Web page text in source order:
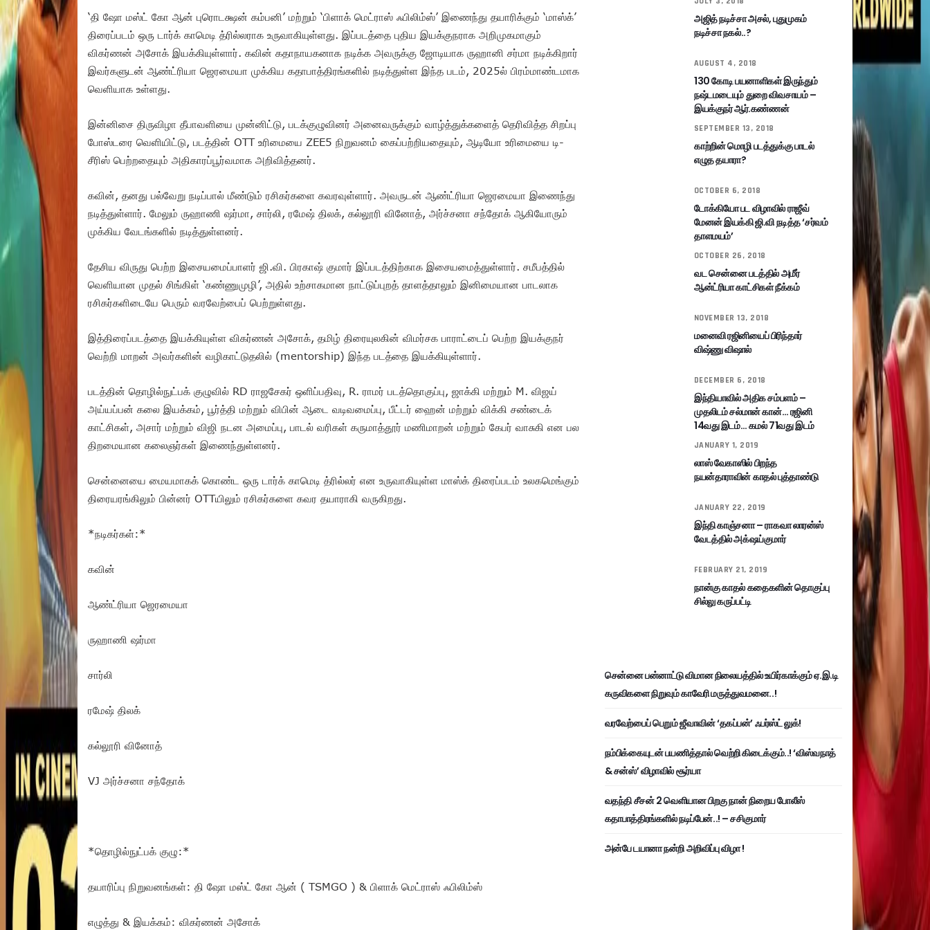
‘தி ஷோ மஸ்ட் கோ ஆன் புரொடக்ஷன் கம்பனி’ மற்றும் ‘பிளாக் மெட்ராஸ் ஃபிலிம்ஸ்’ இணைந்து தயாரிக்கும் ‘மாஸ்க்’
திரைப்படம் ஒரு டார்க் காமெடி த்ரில்லராக உருவாகியுள்ளது. இப்படத்தை புதிய இயக்குநராக அறிமுகமாகும்
விகர்ணன் அசோக் இயக்கியுள்ளார். கவின் கதாநாயகனாக நடிக்க அவருக்கு ஜோடியாக ருஹானி சர்மா நடிக்கிறார்
இவர்களுடன் ஆண்ட்ரியா ஜெரமையா முக்கிய கதாபாத்திரங்களில் நடித்துள்ள இந்த படம், 2025ல் பிரம்மாண்டமாக
வெளியாக உள்ளது.
இன்னிசை திருவிழா தீபாவளியை முன்னிட்டு, படக்குழுவினர் அனைவருக்கும் வாழ்த்துக்களைத் தெரிவித்த சிறப்பு
போஸ்டரை வெளியிட்டு, படத்தின் OTT உரிமையை ZEE5 நிறுவனம் கைப்பற்றியதையும், ஆடியோ உரிமையை டி-
சீரிஸ் பெற்றதையும் அதிகாரப்பூர்வமாக அறிவித்தனர்.
கவின், தனது பல்வேறு நடிப்பால் மீண்டும் ரசிகர்களை கவரவுள்ளார். அவருடன் ஆண்ட்ரியா ஜெரமையா இணைந்து
நடித்துள்ளார். மேலும் ருஹாணி ஷர்மா, சார்லி, ரமேஷ் திலக், கல்லூரி வினோத், அர்ச்சனா சந்தோக் ஆகியோரும்
முக்கிய வேடங்களில் நடித்துள்ளனர்.
தேசிய விருது பெற்ற இசையமைப்பாளர் ஜி.வி. பிரகாஷ் குமார் இப்படத்திற்காக இசையமைத்துள்ளார். சமீபத்தில்
வெளியான முதல் சிங்கிள் ‘கண்ணுமுழி’, அதில் உற்சாகமான நாட்டுப்புறத் தாளத்தாலும் இனிமையான பாடலாக
ரசிகர்களிடையே பெரும் வரவேற்பைப் பெற்றுள்ளது.
இத்திரைப்படத்தை இயக்கியுள்ள விகர்ணன் அசோக், தமிழ் திரையுலகின் விமர்சக பாராட்டைப் பெற்ற இயக்குநர்
வெற்றி மாறன் அவர்களின் வழிகாட்டுதலில் (mentorship) இந்த படத்தை இயக்கியுள்ளார்.
படத்தின் தொழில்நுட்பக் குழுவில் RD ராஜசேகர் ஒளிப்பதிவு, R. ராமர் படத்தொகுப்பு, ஜாக்கி மற்றும் M. விஜய்
அய்யப்பன் கலை இயக்கம், பூர்த்தி மற்றும் விபின் ஆடை வடிவமைப்பு, பீட்டர் ஹைன் மற்றும் விக்கி சண்டைக்
காட்சிகள், அசார் மற்றும் விஜி நடன அமைப்பு, பாடல் வரிகள் கருமாத்தூர் மணிமாறன் மற்றும் கேபர் வாசுகி என பல
திறமையான கலைஞர்கள் இணைந்துள்ளனர்.
சென்னையை மையமாகக் கொண்ட ஒரு டார்க் காமெடி த்ரில்லர் என உருவாகியுள்ள மாஸ்க் திரைப்படம் உலகமெங்கும்
திரையரங்கிலும் பின்னர் OTTயிலும் ரசிகர்களை கவர தயாராகி வருகிறது.
*நடிகர்கள்:*
கவின்
ஆண்ட்ரியா ஜெரமையா
ருஹாணி ஷர்மா
சார்லி
ரமேஷ் திலக்
கல்லூரி வினோத்
VJ அர்ச்சனா சந்தோக்
*தொழில்நுட்பக் குழு:*
தயாரிப்பு நிறுவனங்கள்: தி ஷோ மஸ்ட் கோ ஆன் ( TSMGO ) & பிளாக் மெட்ராஸ் ஃபிலிம்ஸ்
எழுத்து & இயக்கம்: விகர்ணன் அசோக்
அஜித் நடிச்சா அசல், புதுமுகம்
நடிச்சா நகல்..?
AUGUST 4, 2018
130 கோடி பயனாளிகள் இருந்தும்
நஷ்டமடையும் துறை விவசாயம் –
இயக்குநர் ஆர்.கண்ணன்
SEPTEMBER 13, 2018
காற்றின் மொழி படத்துக்கு பாடல்
எழுத தயாரா?
OCTOBER 6, 2018
டோக்கியோ பட விழாவில் ராஜீவ்
மேனன் இயக்கி ஜி.வி நடித்த ‘சர்வம்
தாளமயம்’
OCTOBER 26, 2018
வட சென்னை படத்தில் அமீர்
ஆன்ட்ரியா காட்சிகள் நீக்கம்
NOVEMBER 13, 2018
மனைவி ரஜினியைப் பிரிந்தார்
விஷ்ணு விஷால்
DECEMBER 6, 2018
இந்தியாவில் அதிக சம்பளம் –
முதலிடம் சல்மான் கான்… ரஜினி
14வது இடம்… கமல் 71வது இடம்
JANUARY 1, 2019
லாஸ் வேகாஸில் பிறந்த
நயன்தாராவின் காதல் புத்தாண்டு
JANUARY 22, 2019
இந்தி காஞ்சனா – ராகவா லாரன்ஸ்
வேடத்தில் அக்‌ஷய்குமார்
FEBRUARY 21, 2019
நான்கு காதல் கதைகளின் தொகுப்பு
சில்லு கருப்பட்டி
சென்னை பன்னாட்டு விமான நிலையத்தில் உயிர்காக்கும் ஏ.இ.டி
கருவிகளை நிறுவும் காவேரி மருத்துவமனை..!
வரவேற்பைப் பெறும் ஜீவாவின் ‘தகப்பன்’ ஃபர்ஸ்ட் லுக்!
நம்பிக்கையுடன் பயணித்தால் வெற்றி கிடைக்கும்..! ‘விஸ்வநாத்
& சன்ஸ்’ விழாவில் சூர்யா
வதந்தி சீசன் 2 வெளியான பிறகு நான் நிறைய போலீஸ்
கதாபாத்திரங்களில் நடிப்பேன்..! – சசிகுமார்
அன்பே டயானா நன்றி அறிவிப்பு விழா !